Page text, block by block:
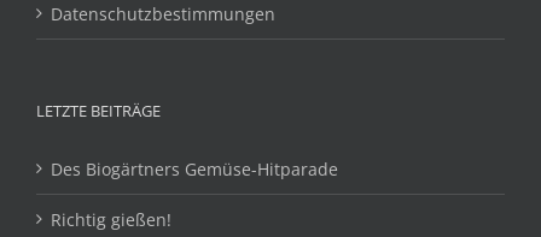
Datenschutzbestimmungen
LETZTE BEITRÄGE
Des Biogärtners Gemüse-Hitparade
Richtig gießen!